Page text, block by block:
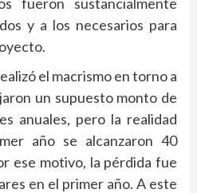
y a los necesarios para
el macrismo en torno a
un supuesto monto de
anuales, pero la realidad
año se alcanzaron 40
ese motivo, la pérdida fue
en el primer año. A este